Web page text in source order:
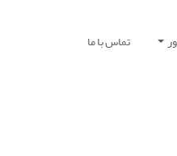
تماس با ما